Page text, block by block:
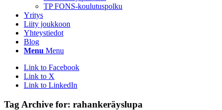
TP FONS-koulutuspolku
Yritys
Liity joukkoon
Yhteystiedot
Blog
Menu Menu
Link to Facebook
Link to X
Link to LinkedIn
Tag Archive for: rahankeräyslupa